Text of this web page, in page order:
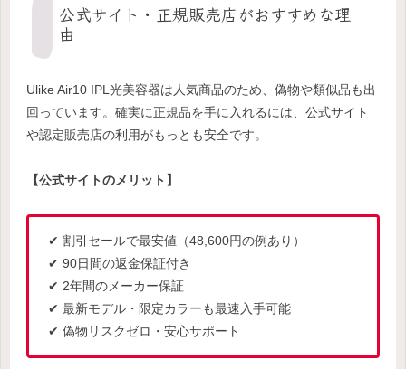
公式サイト・正規販売店がおすすめな理
由
Ulike Air10 IPL光美容器は人気商品のため、偽物や類似品も出
回っています。確実に正規品を手に入れるには、公式サイト
や認定販売店の利用がもっとも安全です。
【公式サイトのメリット】
✔ 割引セールで最安値（48,600円の例あり）
✔ 90日間の返金保証付き
✔ 2年間のメーカー保証
✔ 最新モデル・限定カラーも最速入手可能
✔ 偽物リスクゼロ・安心サポート